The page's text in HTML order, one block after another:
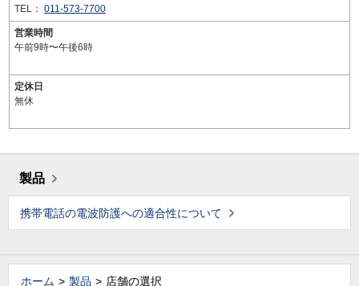
TEL： 011-573-7700
営業時間
午前9時〜午後6時
定休日
無休
製品
携帯電話の電波防護への適合性について
ホーム 製品 店舗の選択